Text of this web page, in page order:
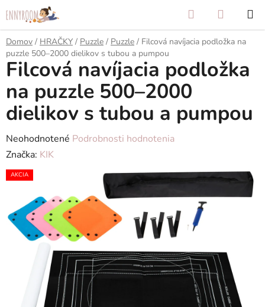
na
obsah
Hľadať
KOŠÍK
Domov / HRAČKY / Puzzle / Puzzle / Filcová navíjacia podložka na
puzzle 500–2000 dielikov s tubou a pumpou
Filcová navíjacia podložka
na puzzle 500–2000
dielikov s tubou a pumpou
Priemerné
hodnotenie
produktu
z
hviezdičiek.
Neohodnotené Podrobnosti hodnotenia
Značka: KIK
AKCIA